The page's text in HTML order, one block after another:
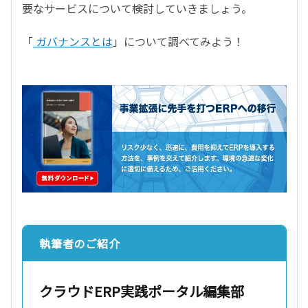
要なサービスについて検討していきましょう。
「 ガバナンスとは 」について調べてみよう！
執筆者のご紹介
クラウドERP実践ポータル編集部